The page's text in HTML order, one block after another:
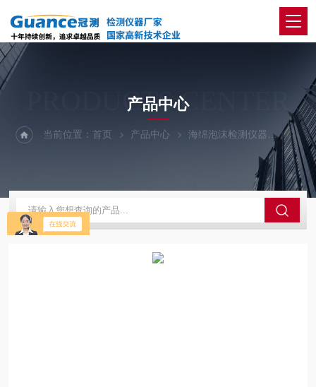
PRODUCTS CENTER
产品中心
当前位置：首页 产品中心 海绵泡沫检测仪器 海绵